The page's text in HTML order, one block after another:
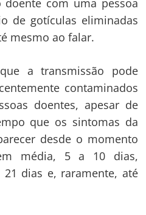
de gotículas eliminadas
mesmo ao falar.
a transmissão pode
contaminados
doentes, apesar de
que os sintomas da
desde o momento
média, 5 a 10 dias,
dias e, raramente, até